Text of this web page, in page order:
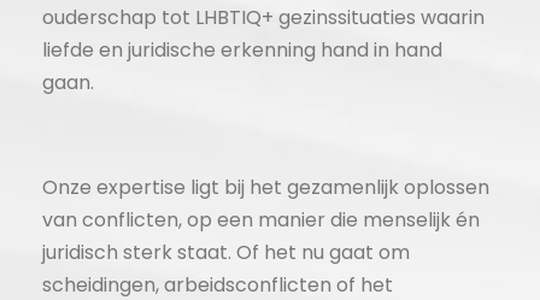
ouderschap tot LHBTIQ+ gezinssituaties waarin
liefde en juridische erkenning hand in hand
gaan.
Onze expertise ligt bij het gezamenlijk oplossen
van conflicten, op een manier die menselijk én
juridisch sterk staat. Of het nu gaat om
scheidingen, arbeidsconflicten of het